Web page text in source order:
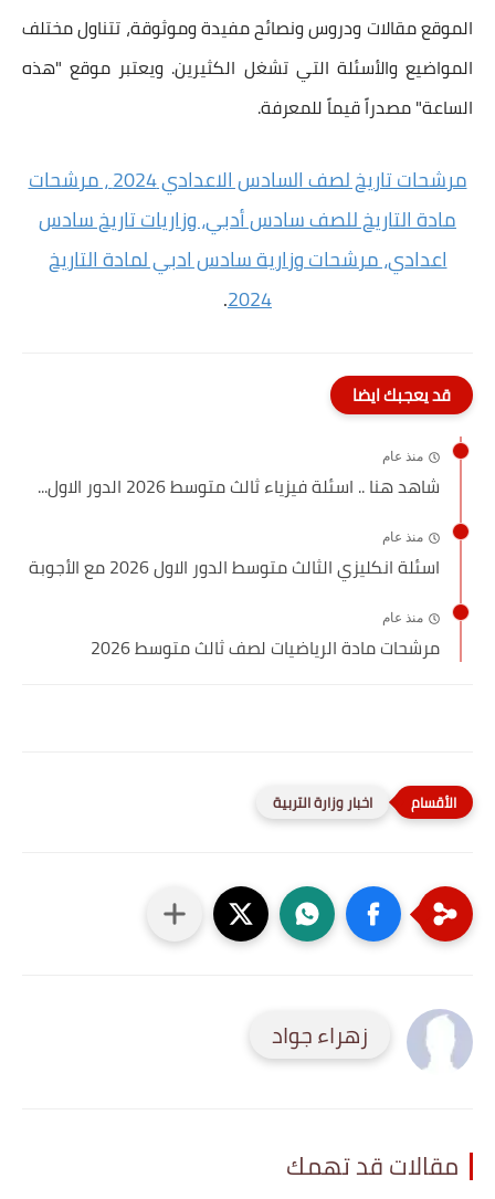
الموقع مقالات ودروس ونصائح مفيدة وموثوقة، تتناول مختلف
المواضيع والأسئلة التي تشغل الكثيرين. ويعتبر موقع "هذه
الساعة" مصدراً قيماً للمعرفة.
مرشحات تاريخ لصف السادس الاعدادي 2024 ، مرشحات
مادة التاريخ للصف سادس أدبي، وزاريات تاريخ سادس
اعدادي، مرشحات وزارية سادس ادبي لمادة التاريخ
2024
.
قد يعجبك ايضا
منذ عام
شاهد هنا .. اسئلة فيزياء ثالث متوسط 2026 الدور الاول...
منذ عام
اسئلة انكليزي الثالث متوسط الدور الاول 2026 مع الأجوبة
منذ عام
مرشحات مادة الرياضيات لصف ثالث متوسط 2026
اخبار وزارة التربية
زهراء جواد
مقالات قد تهمك